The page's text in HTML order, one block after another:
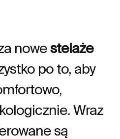
nowestelaże
po to, aby
Wraz
są